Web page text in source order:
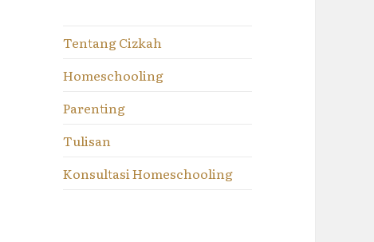
Tentang Cizkah
Homeschooling
Parenting
Tulisan
Konsultasi Homeschooling